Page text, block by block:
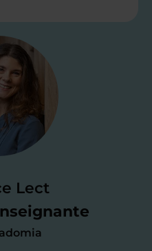
Lect
minutes
(et pouvoir
et
un chargé de